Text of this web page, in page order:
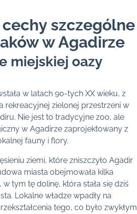
szczególne
w Agadirze
miejskiej oazy
w latach 90-tych XX wieku, z
rekreacyjnej zielonej przestrzeni w
Nie jest to tradycyjne zoo, ale
w Agadirze zaprojektowany z
fauny i flory.
ziemi, które zniszczyło Agadir
miasta obejmowała kilka
tym tę dolinę, która stała się dziś
Lokalne władze wpadły na
tego, co było zwykłym